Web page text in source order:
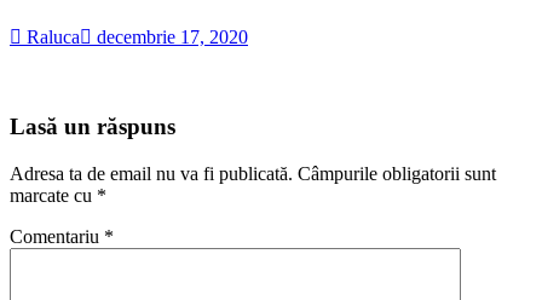
Raluca decembrie 17, 2020
Lasă un răspuns
Adresa ta de email nu va fi publicată. Câmpurile obligatorii sunt
marcate cu *
Comentariu *